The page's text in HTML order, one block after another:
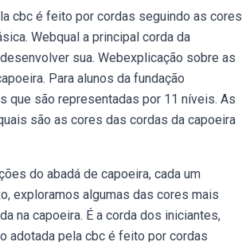
cbc é feito por cordas seguindo as cores
Webqual a principal corda da
sua. Webexplicação sobre as
Para alunos da fundação
que são representadas por 11 níveis. As
são as cores das cordas da capoeira
do abadá de capoeira, cada um
exploramos algumas das cores mais
na capoeira. É a corda dos iniciantes,
adotada pela cbc é feito por cordas